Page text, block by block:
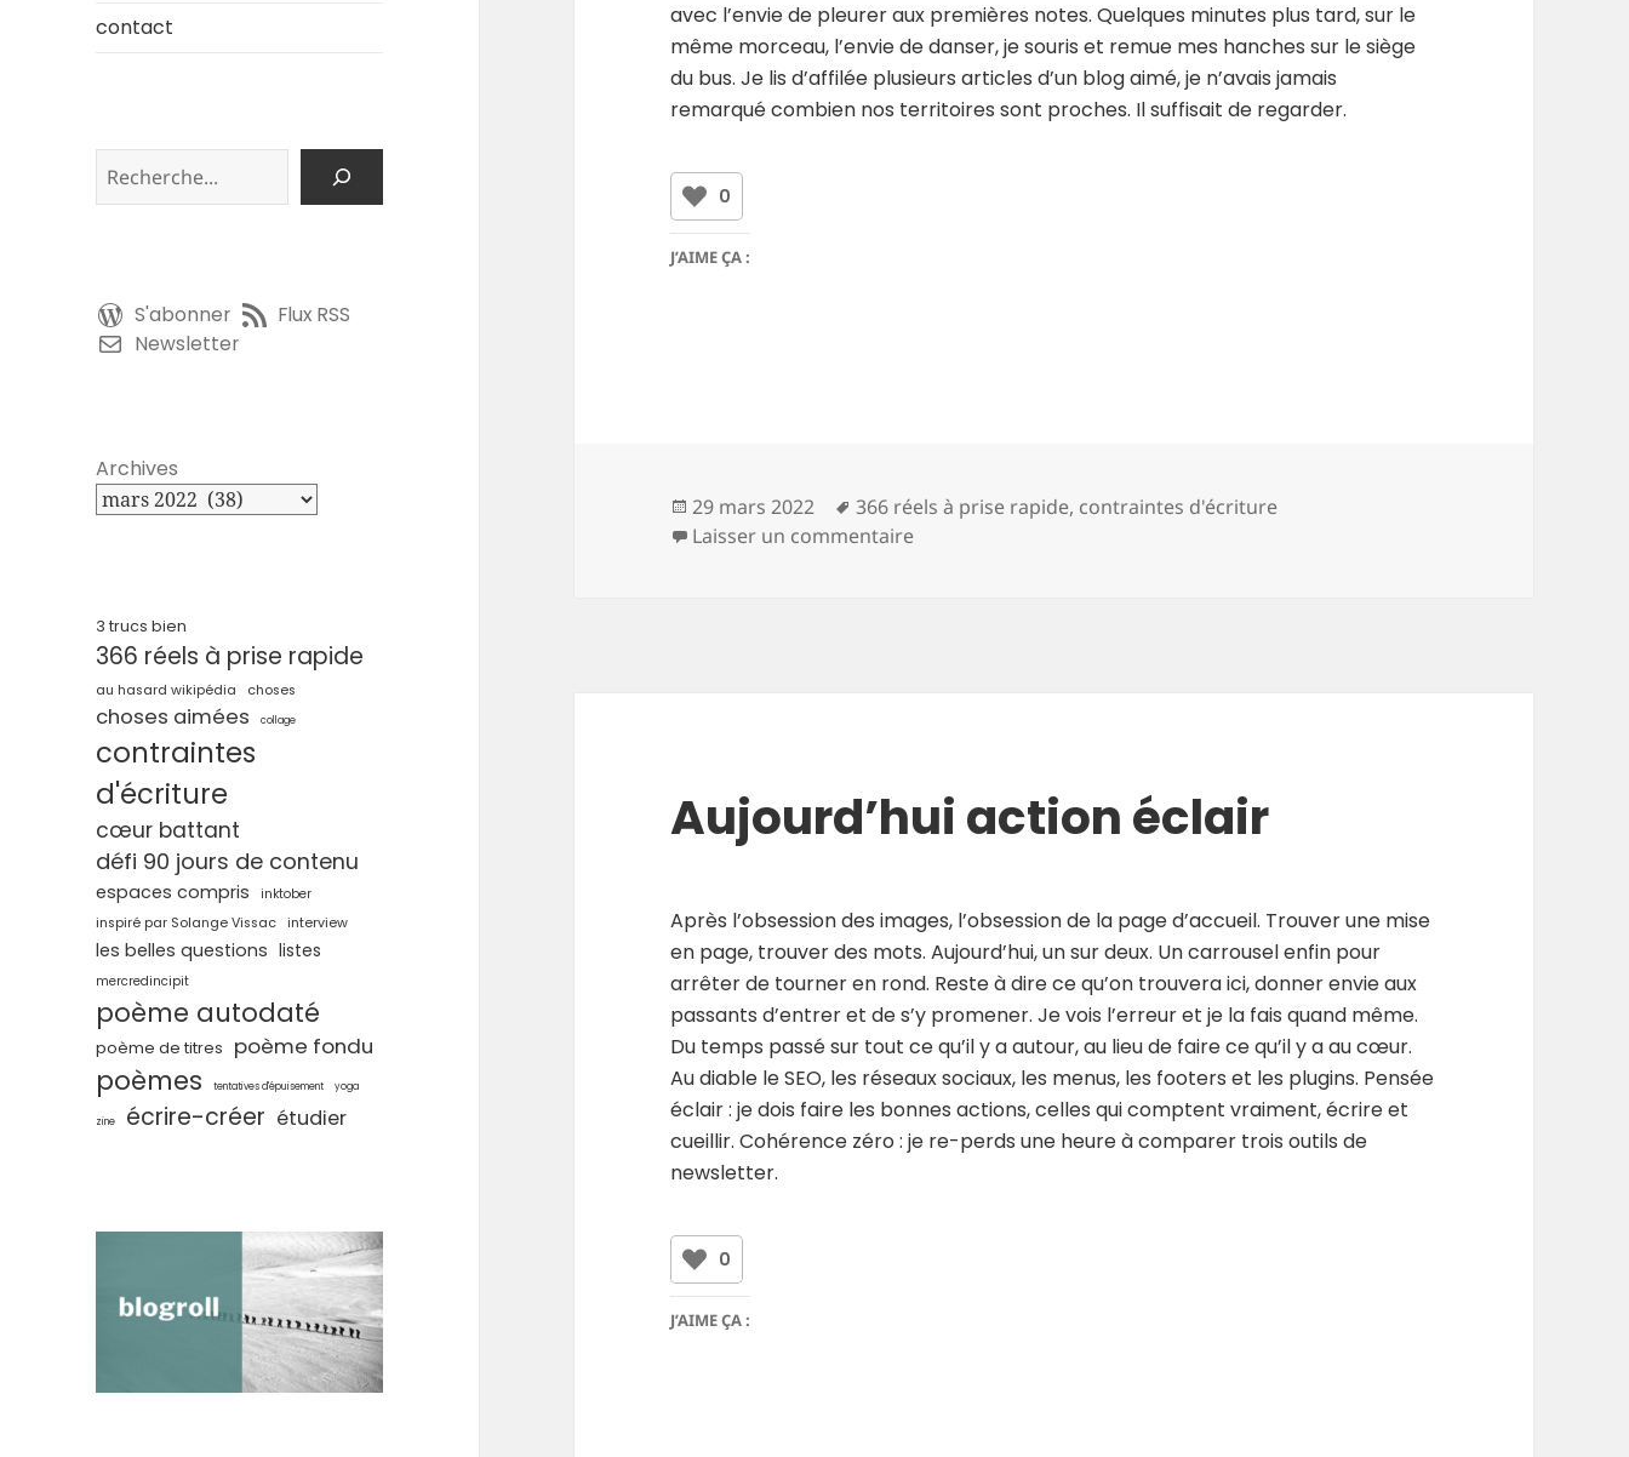
contact
S'abonner
Flux RSS
Newsletter
Archives
3 trucs bien
366 réels à prise rapide
au hasard wikipédia choses
choses aimées collage
contraintes
d'écriture
cœur battant
défi 90 jours de contenu
espaces compris
inktober
inspiré par Solange Vissac
interview
les belles questions listes
mercredincipit
poème autodaté
poème de titres poème fondu
poèmes tentatives d'épuisement yoga
zine écrire-créer étudier
avec l’envie de pleurer aux premières notes. Quelques minutes plus tard, sur le
même morceau, l’envie de danser, je souris et remue mes hanches sur le siège
du bus. Je lis d’affilée plusieurs articles d’un blog aimé, je n’avais jamais
remarqué combien nos territoires sont proches. Il suffisait de regarder.
0
J’AIME ÇA :
Publié
le
29 mars 2022
Mots-
clés
366 réels à prise rapide, contraintes d'écriture
Laisser un commentairesur Aujourd’hui ça change tout le temps
Aujourd’hui action éclair
Après l’obsession des images, l’obsession de la page d’accueil. Trouver une mise
en page, trouver des mots. Aujourd’hui, un sur deux. Un carrousel enfin pour
arrêter de tourner en rond. Reste à dire ce qu’on trouvera ici, donner envie aux
passants d’entrer et de s’y promener. Je vois l’erreur et je la fais quand même.
Du temps passé sur tout ce qu’il y a autour, au lieu de faire ce qu’il y a au cœur.
Au diable le SEO, les réseaux sociaux, les menus, les footers et les plugins. Pensée
éclair : je dois faire les bonnes actions, celles qui comptent vraiment, écrire et
cueillir. Cohérence zéro : je re-perds une heure à comparer trois outils de
newsletter.
0
J’AIME ÇA :